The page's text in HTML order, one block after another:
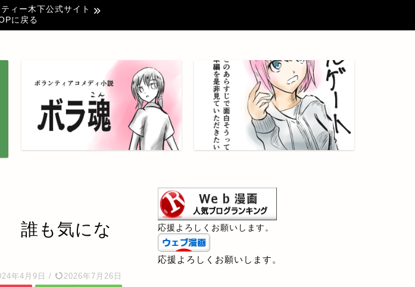
ィー木下公式サイト
に戻る
誰も気にな
年4月9日 / 2026年7月26日
応援よろしくお願いします。
応援よろしくお願いします。